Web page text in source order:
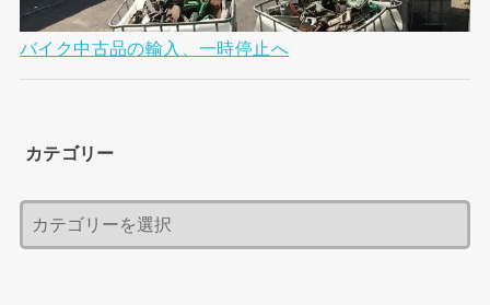
バイク中古品の輸入、一時停止へ
カテゴリー